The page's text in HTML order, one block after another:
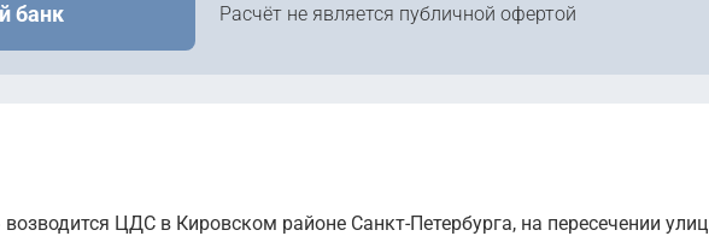
банк Расчёт не является публичной офертой
ЦДС в Кировском районе Санкт-Петербурга, на пересечении улиц